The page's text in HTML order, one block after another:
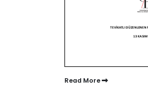
Read More